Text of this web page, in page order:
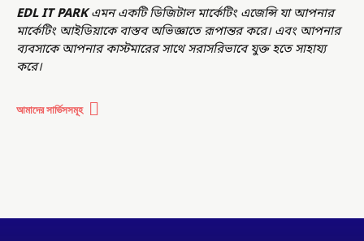
EDL IT PARKএমন একটি ডিজিটাল মার্কেটিং এজেন্সি যা আপনার
মার্কেটিং আইডিয়াকে বাস্তব অভিজ্ঞাতে রূপান্তর করে। এবং আপনার
ব্যবসাকে আপনার কাস্টমারের সাথে সরাসরিভাবে যুক্ত হতে সাহায্য
করে।
আমাদের সার্ভিসসমূহ